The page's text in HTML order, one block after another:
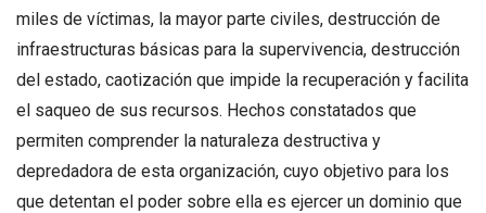
miles de víctimas, la mayor parte civiles, destrucción de
infraestructuras básicas para la supervivencia, destrucción
del estado, caotización que impide la recuperación y facilita
el saqueo de sus recursos. Hechos constatados que
permiten comprender la naturaleza destructiva y
depredadora de esta organización, cuyo objetivo para los
que detentan el poder sobre ella es ejercer un dominio que